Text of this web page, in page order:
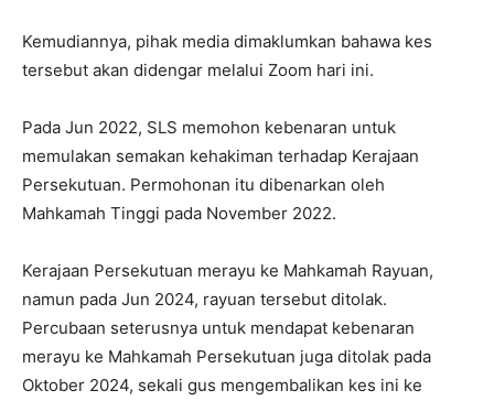
Kemudiannya, pihak media dimaklumkan bahawa kes
tersebut akan didengar melalui Zoom hari ini.
Pada Jun 2022, SLS memohon kebenaran untuk
memulakan semakan kehakiman terhadap Kerajaan
Persekutuan. Permohonan itu dibenarkan oleh
Mahkamah Tinggi pada November 2022.
Kerajaan Persekutuan merayu ke Mahkamah Rayuan,
namun pada Jun 2024, rayuan tersebut ditolak.
Percubaan seterusnya untuk mendapat kebenaran
merayu ke Mahkamah Persekutuan juga ditolak pada
Oktober 2024, sekali gus mengembalikan kes ini ke